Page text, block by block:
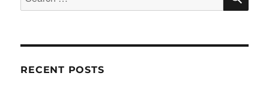
for:
RECENT POSTS